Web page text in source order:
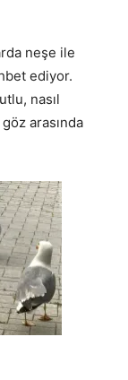
neşe ile
ediyor.
nasıl
arasında